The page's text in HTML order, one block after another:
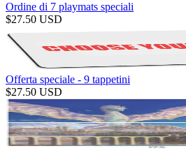
Ordine di 7 playmats speciali
$27.50 USD
Offerta speciale - 9 tappetini
$27.50 USD